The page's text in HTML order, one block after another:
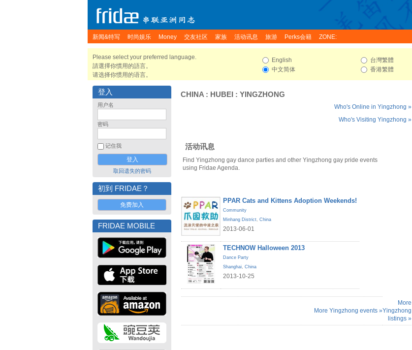
新闻&特写 时尚娱乐 Money 交友社区 家族 活动讯息 旅游 Perks会籍 ZONE:
Please select your preferred language.
請選擇你慣用的語言。
请选择你惯用的语言。
English
中文简体
台灣繁體
香港繁體
登入
用户名
密码
记住我
取回遗失的密码
初到 FRIDAE？
免费加入
FRIDAE MOBILE
CHINA : HUBEI : YINGZHONG
Who's Online in Yingzhong »
Who's Visiting Yingzhong »
活动讯息
Find Yingzhong gay dance parties and other Yingzhong gay pride events
using Fridae Agenda.
PPAR Cats and Kittens Adoption Weekends!
Community
Minhang District, China
2013-06-01
TECHNOW Halloween 2013
Dance Party
Shanghai, China
2013-10-25
More Yingzhong events »
More
Yingzhong
listings »